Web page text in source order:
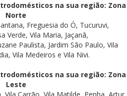
na sua região: Zona
Norte
Freguesia do Ó, Tucuruvi,
Verde, Vila Maria, Jaçanã,
Paulista, Jardim São Paulo, Vila
Vila Medeiros e Vila Nivi.
na sua região: Zona
Leste